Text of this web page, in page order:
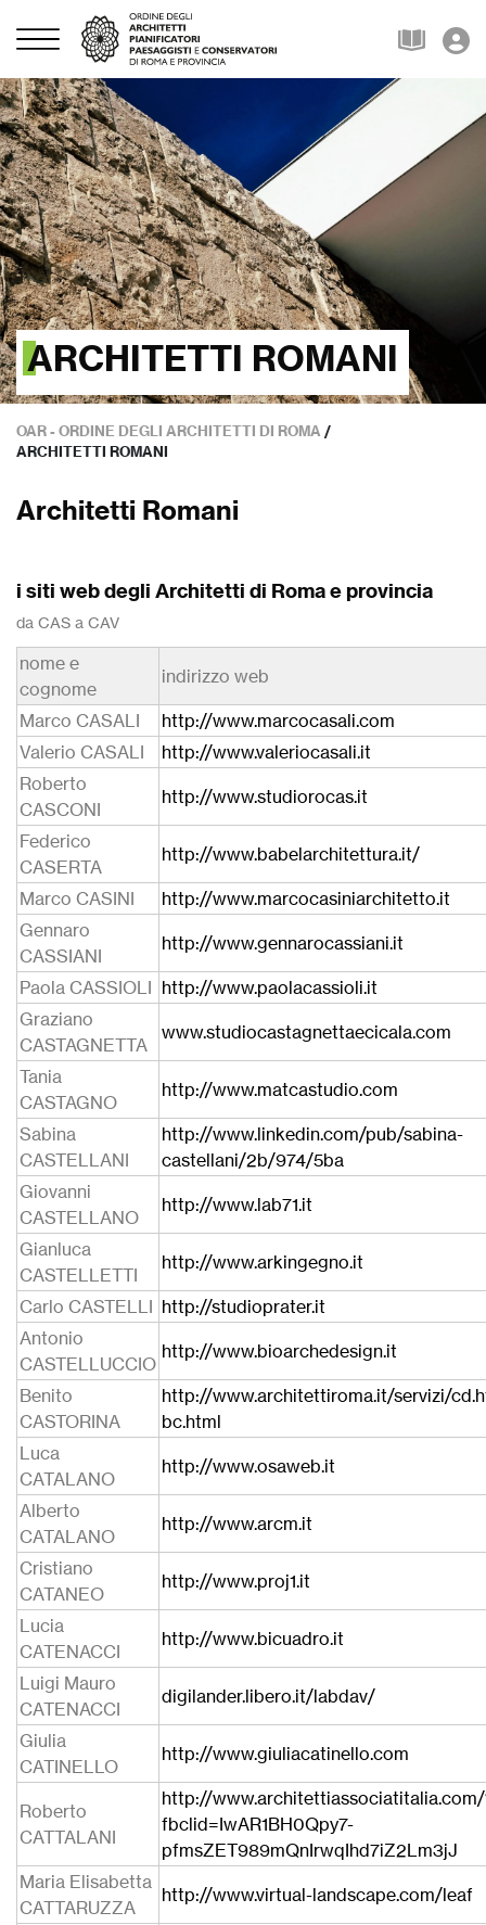
ARCHITETTI ROMANI
OAR - ORDINE DEGLI ARCHITETTI DI ROMA /
ARCHITETTI ROMANI
Architetti Romani
i siti web degli Architetti di Roma e provincia
da CAS a CAV
nome e
cognome
indirizzo web
Marco CASALI
http://www.marcocasali.com
Valerio CASALI
http://www.valeriocasali.it
Roberto
CASCONI
http://www.studiorocas.it
Federico
CASERTA
http://www.babelarchitettura.it/
Marco CASINI
http://www.marcocasiniarchitetto.it
Gennaro
CASSIANI
http://www.gennarocassiani.it
Paola CASSIOLI http://www.paolacassioli.it
Graziano
CASTAGNETTA
www.studiocastagnettaecicala.com
Tania
CASTAGNO
http://www.matcastudio.com
Sabina
CASTELLANI
http://www.linkedin.com/pub/sabina-
castellani/2b/974/5ba
Giovanni
CASTELLANO
http://www.lab71.it
Gianluca
CASTELLETTI
http://www.arkingegno.it
Carlo CASTELLI http://studioprater.it
Antonio
CASTELLUCCIO
http://www.bioarchedesign.it
Benito
CASTORINA
http://www.architettiroma.it/servizi/
bc.html
Luca
CATALANO
http://www.osaweb.it
Alberto
CATALANO
http://www.arcm.it
Cristiano
CATANEO
http://www.proj1.it
Lucia
CATENACCI
http://www.bicuadro.it
Luigi Mauro
CATENACCI
digilander.libero.it/labdav/
Giulia
CATINELLO
http://www.giuliacatinello.com
Roberto
CATTALANI
http://
fbclid=IwAR1BH0Qpy7-
pfmsZET989mQnIrwqIhd7iZ2Lm3jJ
Maria Elisabetta
CATTARUZZA
http://www.virtual-landscape.com/leaf